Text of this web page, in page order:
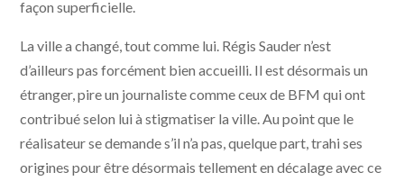
façon superficielle.
La ville a changé, tout comme lui. Régis Sauder n’est
d’ailleurs pas forcément bien accueilli. Il est désormais un
étranger, pire un journaliste comme ceux de BFM qui ont
contribué selon lui à stigmatiser la ville. Au point que le
réalisateur se demande s’il n’a pas, quelque part, trahi ses
origines pour être désormais tellement en décalage avec ce